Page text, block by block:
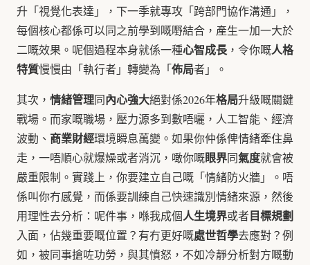
升「視覺化表達」，下一季就專攻「跨部門協作溝通」，
每個核心都係可以同之前學到嘅嘢結合，產生一加一大於
二嘅效果。呢個過程本身就係一種心智成長 ，令你嘅人格
特質慢慢由「執行者」轉變為「佈局者」。
其次， 情緒管理同內心強大絕對係2026年格局升級嘅關鍵
戰場。而家嘅職場，壓力源多到數唔曬，人工智能、經濟
波動、 商業財經環境瞬息萬變。如果你仲係俾情緒牽住鼻
走，一唔順心就爆燥或者消沉，噉你嘅眼界同氣度就會被
嚴重限制。實踐上，你要建立自己嘅「情緒防火牆」。唔
係叫你冇感覺，而係要訓練自己快速識別情緒來源，然後
用理性去分析：呢件事，喺我成個人生境界或者目標規劃
入面，佔幾重要嘅位置？有冇更好嘅處世哲學去應對？例
如，被同事搶咗功勞，與其憤怒，不如冷靜分析對方嘅動